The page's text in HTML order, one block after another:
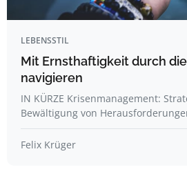
LEBENSSTIL
Mit Ernsthaftigkeit durch
navigieren
IN KÜRZE Krisenmanagement:
Bewältigung von
Felix Krüger